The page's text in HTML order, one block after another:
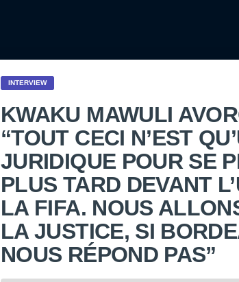
INTERVIEW
KWAKU MAWULI
“TOUT CECI N’EST
JURIDIQUE POUR SE
PLUS TARD DEVANT
LA FIFA. NOUS
LA JUSTICE, SI
NOUS RÉPOND PAS”